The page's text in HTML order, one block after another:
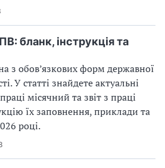
бланк, інструкція та
обов’язкових форм державної
У статті знайдете актуальні
місячний та звіт з праці
їх заповнення, приклади та
році.